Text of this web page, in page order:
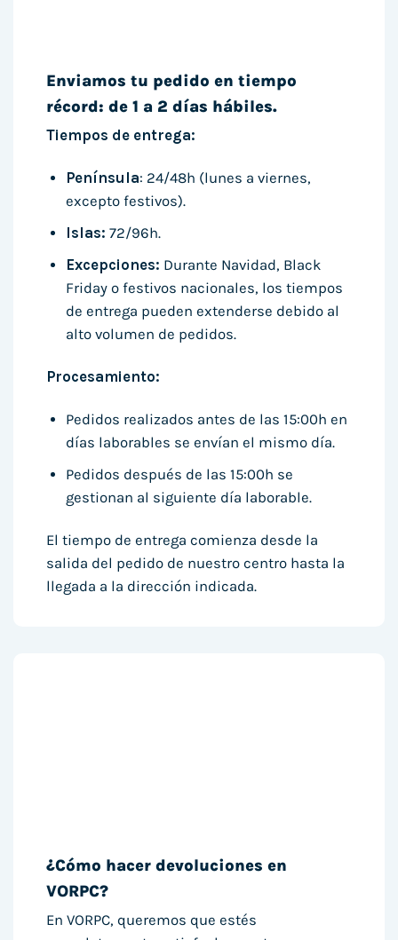
Enviamos tu pedido en tiempo
récord: de 1 a 2 días hábiles.
Tiempos de entrega:
Península: 24/48h (lunes a viernes,
excepto festivos).
Islas: 72/96h.
Excepciones: Durante Navidad, Black
Friday o festivos nacionales, los tiempos
de entrega pueden extenderse debido al
alto volumen de pedidos.
Procesamiento:
Pedidos realizados antes de las 15:00h en
días laborables se envían el mismo día.
Pedidos después de las 15:00h se
gestionan al siguiente día laborable.
El tiempo de entrega comienza desde la
salida del pedido de nuestro centro hasta la
llegada a la dirección indicada.
¿Cómo hacer devoluciones en
VORPC?
En VORPC, queremos que estés